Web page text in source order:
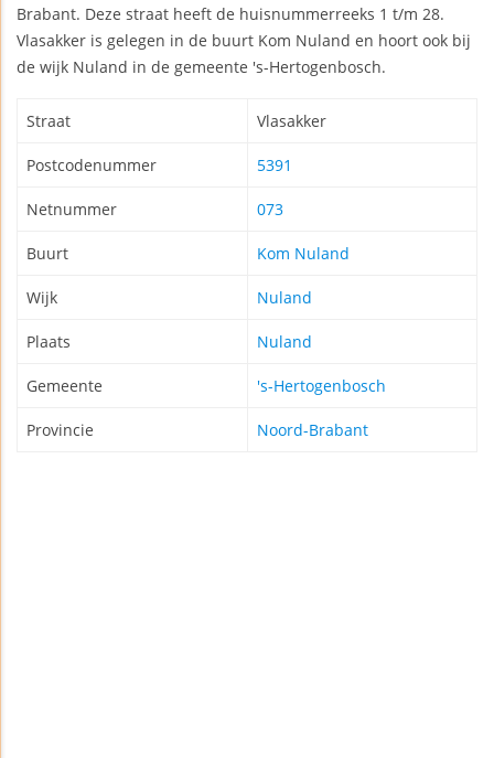
Brabant. Deze straat heeft de huisnummerreeks 1 t/m 28.
Vlasakker is gelegen in de buurt Kom Nuland en hoort ook bij
de wijk Nuland in de gemeente 's-Hertogenbosch.
Straat Vlasakker
Postcodenummer 5391
Netnummer 073
Buurt Kom Nuland
Wijk Nuland
Plaats Nuland
Gemeente 's-Hertogenbosch
Provincie Noord-Brabant